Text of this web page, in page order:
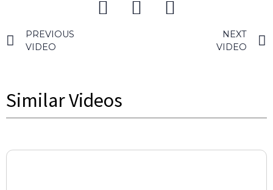
PREVIOUS
VIDEO
NEXT
VIDEO
Similar Videos